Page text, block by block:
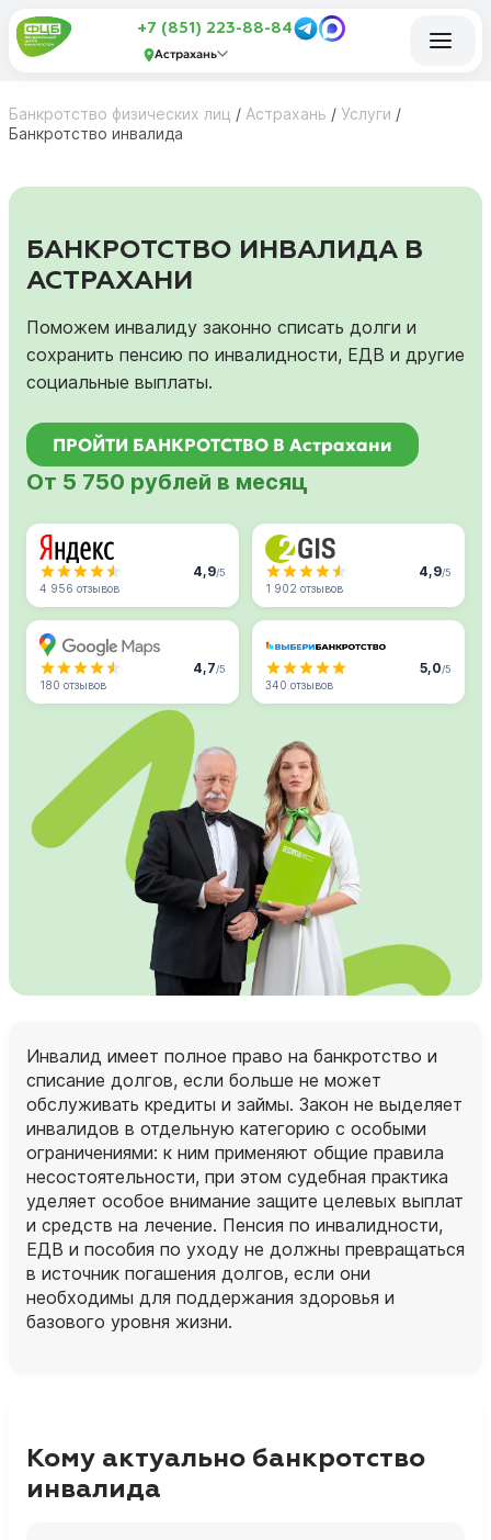
+7 (851) 223-88-84
Астрахань
Банкротство физических лиц / Астрахань / Услуги /
Банкротство инвалида
БАНКРОТСТВО ИНВАЛИДА В
АСТРАХАНИ
Поможем инвалиду законно списать долги и
сохранить пенсию по инвалидности, ЕДВ и другие
социальные выплаты.
ПРОЙТИ БАНКРОТСТВО В Астрахани
От 5 750 рублей в месяц
4,9/5
4 956 отзывов
4,9/5
1 902 отзывов
4,7/5
180 отзывов
5,0/5
340 отзывов
Инвалид имеет полное право на банкротство и
списание долгов, если больше не может
обслуживать кредиты и займы. Закон не выделяет
инвалидов в отдельную категорию с особыми
ограничениями: к ним применяют общие правила
несостоятельности, при этом судебная практика
уделяет особое внимание защите целевых выплат
и средств на лечение. Пенсия по инвалидности,
ЕДВ и пособия по уходу не должны превращаться
в источник погашения долгов, если они
необходимы для поддержания здоровья и
базового уровня жизни.
Кому актуально банкротство
инвалида